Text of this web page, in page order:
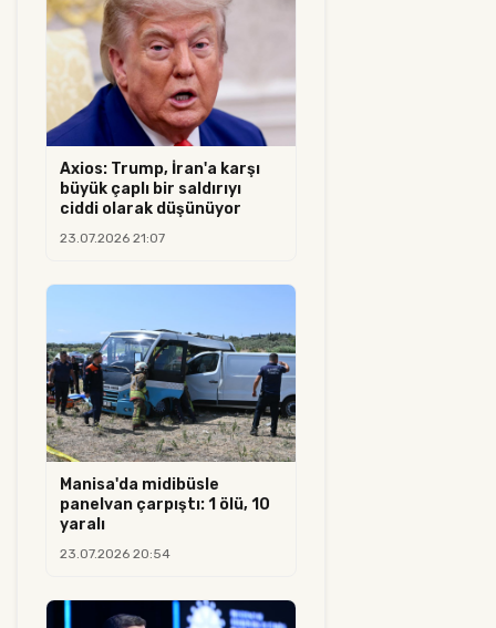
Axios: Trump, İran'a karşı
büyük çaplı bir saldırıyı
ciddi olarak düşünüyor
23.07.2026 21:07
Manisa'da midibüsle
panelvan çarpıştı: 1 ölü, 10
yaralı
23.07.2026 20:54